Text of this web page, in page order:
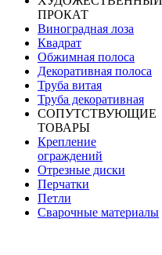
ПРОКАТ
Виноградная лоза
Квадрат
Обжимная полоса
Декоративная полоса
Труба витая
Труба декоративная
СОПУТСТВУЮЩИЕ
ТОВАРЫ
Крепление
ограждений
Отрезные диски
Перчатки
Петли
Сварочные материалы